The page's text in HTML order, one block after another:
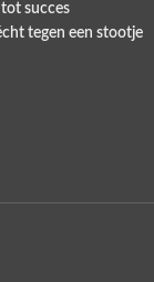
succes
tegen een stootje